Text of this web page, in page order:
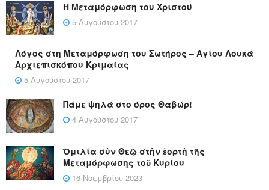
Η Μεταμόρφωση του Χριστού
5 Αυγούστου 2017
Λόγος στη Μεταμόρφωση του Σωτήρος – Αγίου Λουκά
Αρχιεπισκόπου Κριμαίας
5 Αυγούστου 2017
Πάμε ψηλά στο όρος Θαβώρ!
4 Αυγούστου 2017
Ὁμιλία σὺν Θεῷ στὴν ἑορτὴ τῆς
Μεταμόρφωσης τοῦ Κυρίου
16 Νοεμβρίου 2023